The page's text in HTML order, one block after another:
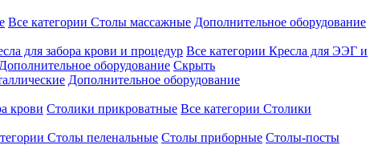
Все категории Столы массажные Дополнительное оборудование
для забора крови и процедур Все категории Кресла для ЭЭГ и
Дополнительное оборудование Скрыть
Дополнительное оборудование
крови Столики прикроватные Все категории Столики
Столы пеленальные Столы приборные Столы-посты